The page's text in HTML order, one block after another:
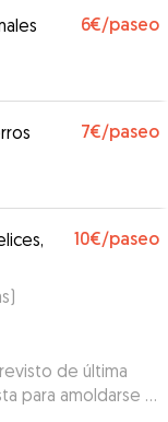
satisfechos.
6€/paseo
7€/paseo
10€/paseo
)
de última
para amoldarse a